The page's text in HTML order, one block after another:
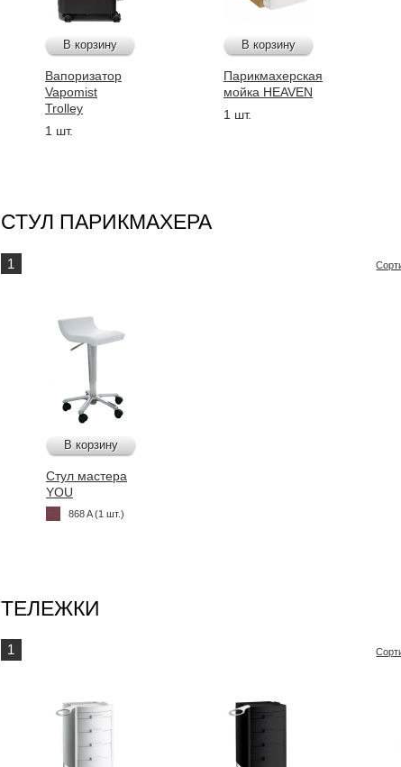
В корзину
Вапоризатор
Vapomist
Trolley
1 шт.
В корзину
Парикмахерская
мойка HEAVEN
1 шт.
СТУЛ ПАРИКМАХЕРА
1
В корзину
Стул мастера
YOU
868 A (1 шт.)
ТЕЛЕЖКИ
1